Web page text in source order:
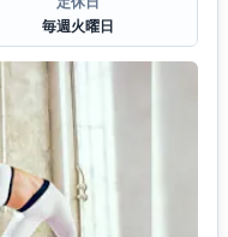
毎週火曜日